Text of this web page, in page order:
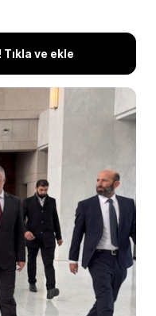
ve ekle
Suriye’nin fiili
yeniden
belirtti. Katar’dan